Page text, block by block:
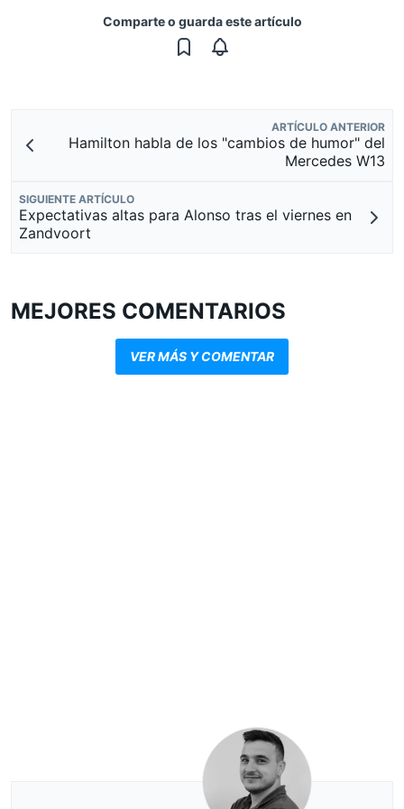
Comparte o guarda este artículo
ARTÍCULO ANTERIOR
Hamilton habla de los "cambios de humor" del
Mercedes W13
SIGUIENTE ARTÍCULO
Expectativas altas para Alonso tras el viernes en
Zandvoort
MEJORES COMENTARIOS
VER MÁS Y COMENTAR